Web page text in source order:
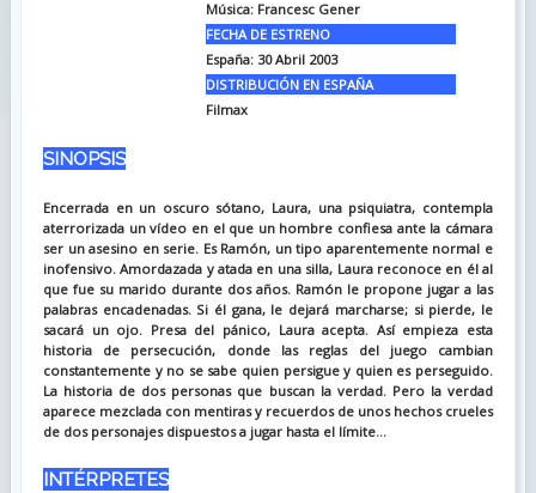
Música: Francesc Gener
FECHA DE ESTRENO
España: 30 Abril 2003
DISTRIBUCIÓN EN ESPAÑA
Filmax
SINOPSIS
Encerrada en un oscuro sótano, Laura, una psiquiatra, contempla
aterrorizada un vídeo en el que un hombre confiesa ante la cámara
ser un asesino en serie. Es Ramón, un tipo aparentemente normal e
inofensivo. Amordazada y atada en una silla, Laura reconoce en él al
que fue su marido durante dos años. Ramón le propone jugar a las
palabras encadenadas. Si él gana, le dejará marcharse; si pierde, le
sacará un ojo. Presa del pánico, Laura acepta. Así empieza esta
historia de persecución, donde las reglas del juego cambian
constantemente y no se sabe quien persigue y quien es perseguido.
La historia de dos personas que buscan la verdad. Pero la verdad
aparece mezclada con mentiras y recuerdos de unos hechos crueles
de dos personajes dispuestos a jugar hasta el límite...
INTÉRPRETES